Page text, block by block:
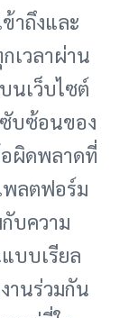
าถึงและ
เวลาผ่าน
นเว็บไซต์
บซ้อนของ
อผิดพลาดที่
พลตฟอร์ม
บความ
บบเรียล
านร่วมกัน